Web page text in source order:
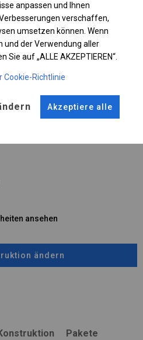
ANSCHLÜSSE
Stahl ca.fi 54 mm
STRINGS
ansehen
ändern
Pakete
anpassen und Ihnen
verschaffen,
umsetzen können. Wenn
und der Verwendung aller
auf „ALLE AKZEPTIEREN“.
Richtlinie
Akzeptiere alle